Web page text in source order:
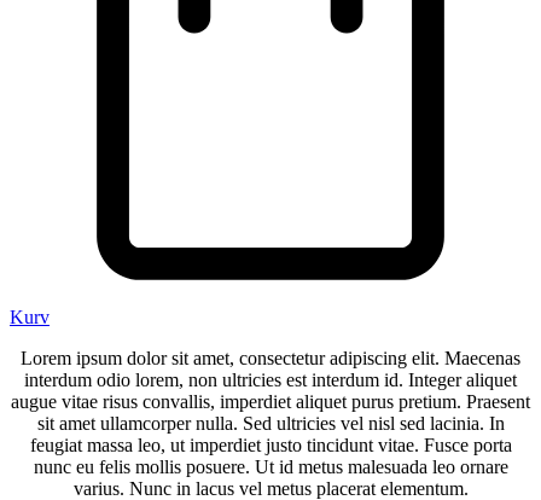
Kurv
Lorem ipsum dolor sit amet, consectetur adipiscing elit. Maecenas
interdum odio lorem, non ultricies est interdum id. Integer aliquet
augue vitae risus convallis, imperdiet aliquet purus pretium. Praesent
sit amet ullamcorper nulla. Sed ultricies vel nisl sed lacinia. In
feugiat massa leo, ut imperdiet justo tincidunt vitae. Fusce porta
nunc eu felis mollis posuere. Ut id metus malesuada leo ornare
varius. Nunc in lacus vel metus placerat elementum.